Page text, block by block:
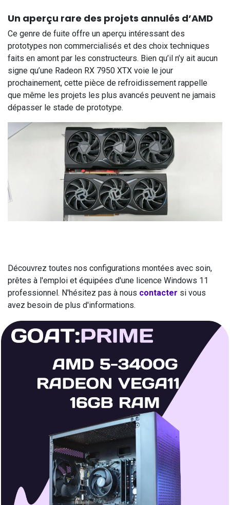
Un aperçu rare des projets annulés d’AMD
Ce genre de fuite offre un aperçu intéressant des
prototypes non commercialisés et des choix techniques
faits en amont par les constructeurs. Bien qu’il n’y ait aucun
signe qu’une Radeon RX 7950 XTX voie le jour
prochainement, cette pièce de refroidissement rappelle
que même les projets les plus avancés peuvent ne jamais
dépasser le stade de prototype.
Découvrez toutes nos configurations montées avec soin,
prêtes à l'emploi et équipées d'une licence Windows 11
professionnel. N'hésitez pas à nous contacter si vous
avez besoin de plus d'informations.